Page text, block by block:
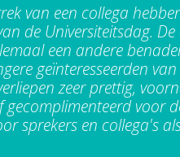
van een collega
de Universiteitsdag.
een andere
geïnteresseerden
zeer prettig,
gecomplimenteerd voor
sprekers en collega's